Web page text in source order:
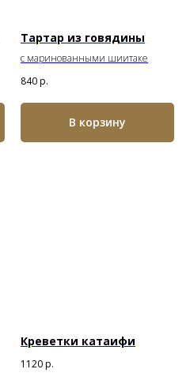
Тартар из говядины
с маринованными шиитаке
840р.
В корзину
Креветки катаифи
1120р.